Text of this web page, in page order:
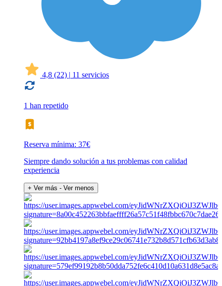
4,8 (22) | 11 servicios
1 han repetido
Reserva mínima: 37€
Siempre dando solución a tus problemas con calidad
experiencia
+ Ver más - Ver menos